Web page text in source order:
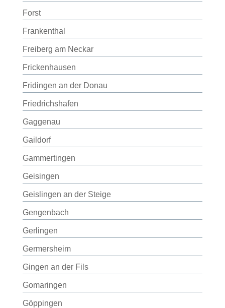
Forst
Frankenthal
Freiberg am Neckar
Frickenhausen
Fridingen an der Donau
Friedrichshafen
Gaggenau
Gaildorf
Gammertingen
Geisingen
Geislingen an der Steige
Gengenbach
Gerlingen
Germersheim
Gingen an der Fils
Gomaringen
Göppingen